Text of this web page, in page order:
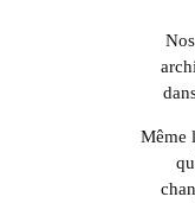
Même